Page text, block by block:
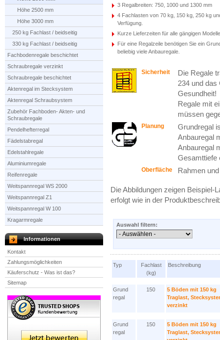
Höhe 2500 mm
Höhe 3000 mm
250 kg Fachlast / beidseitig
330 kg Fachlast / beidseitig
Fachbodenregale beschichtet
Schraubregale verzinkt
Schraubregale beschichtet
Aktenregal im Stecksystem
Aktenregal Schraubsystem
Zubehör Fachboden- Akten- und
Schraubregale
Pendelhefterregal
Fädelstabregal
Edelstahlregale
Aluminiumregale
Reifenregale
Weitspannregal WS 2000
Weitspannregal Z1
Weitspannregal W 100
Kragarmregale
Informationen
Kontakt
Zahlungsmöglichkeiten
Käuferschutz - Was ist das?
Sitemap
3 Regalbreiten: 750, 1000 und 1300 mm
4 Fachlasten von 70 kg, 150 kg, 250 kg
Verfügung.
Kurze Lieferzeiten für alle gängigen
Für eine Regalzeile benötigen Sie ein
beliebig viele Anbauregale.
Sicherheit
Die Regale
234 und
Gesundheit!
Regale mit
müssen
Planung
Grundregal
Anbauregal
Anbauregal
Gesamttiefe
Oberfläche Rahmen
Die Abbildungen zeigen Beispiel-
erfolgt wie in der
Auswahl filtern:
Typ
Fachlast
(kg)
Beschreibung
Grund
regal
150
5 Böden mit 150 kg
Traglast,
verzinkt
Grund
regal
150
5 Böden mit 150 kg
Traglast,